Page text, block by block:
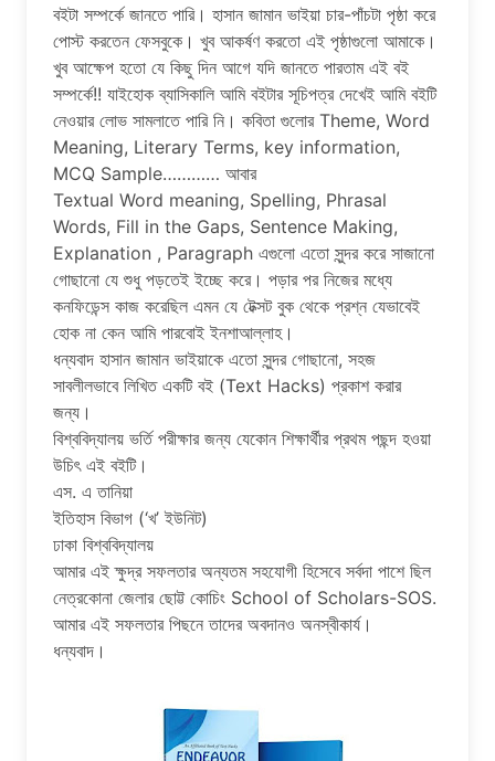
বইটা সম্পর্কে জানতে পারি। হাসান জামান ভাইয়া চার-পাঁচটা পৃষ্ঠা করে
পোস্ট করতেন ফেসবুকে। খুব আকর্ষণ করতো এই পৃষ্ঠাগুলো আমাকে।
খুব আক্ষেপ হতো যে কিছু দিন আগে যদি জানতে পারতাম এই বই
সম্পর্কে!! যাইহোক ব্যাসিকালি আমি বইটার সূচিপত্র দেখেই আমি বইটি
নেওয়ার লোভ সামলাতে পারি নি। কবিতা গুলোর Theme, Word
Meaning, Literary Terms, key information,
MCQ Sample………… আবার
Textual Word meaning, Spelling, Phrasal
Words, Fill in the Gaps, Sentence Making,
Explanation , Paragraph এগুলো এতো সুন্দর করে সাজানো
গোছানো যে শুধু পড়তেই ইচ্ছে করে। পড়ার পর নিজের মধ্যে
কনফিডেন্স কাজ করেছিল এমন যে টেক্সট বুক থেকে প্রশ্ন যেভাবেই
হোক না কেন আমি পারবোই ইনশাআল্লাহ।
ধন্যবাদ হাসান জামান ভাইয়াকে এতো সুন্দর গোছানো, সহজ
সাবলীলভাবে লিখিত একটি বই (Text Hacks) প্রকাশ করার
জন্য।
বিশ্ববিদ্যালয় ভর্তি পরীক্ষার জন্য যেকোন শিক্ষার্থীর প্রথম পছন্দ হওয়া
উচিৎ এই বইটি।
এস. এ তানিয়া
ইতিহাস বিভাগ (‘খ’ ইউনিট)
ঢাকা বিশ্ববিদ্যালয়
আমার এই ক্ষুদ্র সফলতার অন্যতম সহযোগী হিসেবে সর্বদা পাশে ছিল
নেত্রকোনা জেলার ছোট্ট কোচিং School of Scholars-SOS.
আমার এই সফলতার পিছনে তাদের অবদানও অনস্বীকার্য।
ধন্যবাদ।